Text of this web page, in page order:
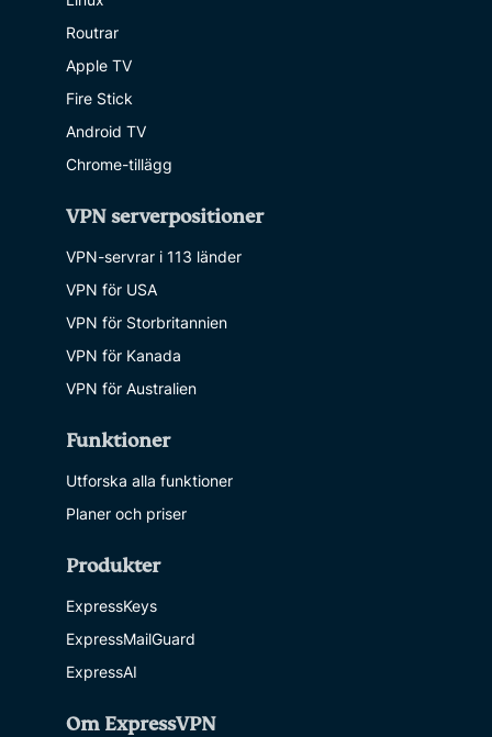
Routrar
Apple TV
Fire Stick
Android TV
Chrome-tillägg
VPN serverpositioner
VPN-servrar i 113 länder
VPN för USA
VPN för Storbritannien
VPN för Kanada
VPN för Australien
Funktioner
Utforska alla funktioner
Planer och priser
Produkter
ExpressKeys
ExpressMailGuard
ExpressAI
Om ExpressVPN